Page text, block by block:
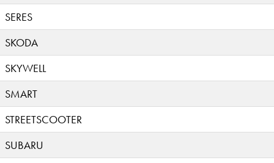
SERES
SKODA
SKYWELL
SMART
STREETSCOOTER
SUBARU